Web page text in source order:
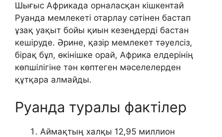
Шығыс Африкада орналасқан кішкентай
Руанда мемлекеті отарлау сәтінен бастап
ұзақ уақыт бойы қиын кезеңдерді бастан
кешіруде. Әрине, қазір мемлекет тәуелсіз,
бірақ бұл, өкінішке орай, Африка елдерінің
көпшілігіне тән көптеген мәселелерден
құтқара алмайды.
Руанда туралы фактілер
Аймақтың халқы 12,95 миллион